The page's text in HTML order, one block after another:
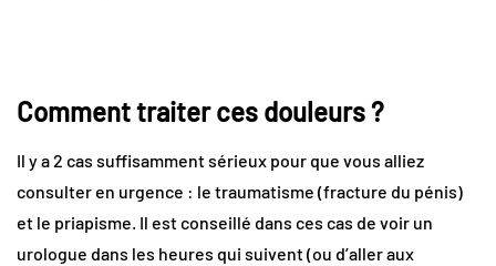
Comment traiter ces douleurs ?
Il y a 2 cas suffisamment sérieux pour que vous alliez
consulter en urgence : le traumatisme (fracture du pénis)
et le priapisme. Il est conseillé dans ces cas de voir un
urologue dans les heures qui suivent (ou d’aller aux